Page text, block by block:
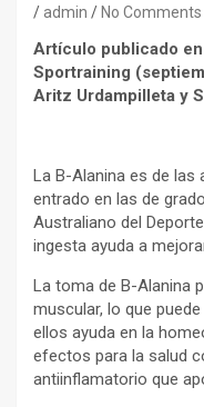
admin No Comments
Artículo publicado
Sportraining
Aritz Urdampilleta y
La B-Alanina es de las
entrado en las de
Australiano del
ingesta ayuda a
La toma de B-Alanina
muscular, lo que
ellos ayuda en la
efectos para la salud
antiinflamatorio que